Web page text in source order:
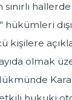
hükümleri
kişilere
olmak